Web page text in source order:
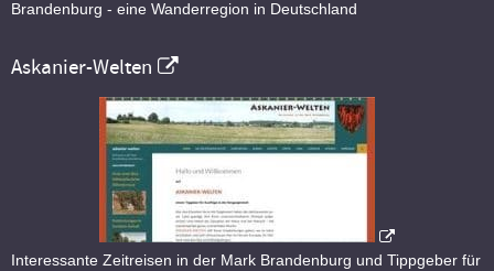
Brandenburg - eine Wanderregion in Deutschland
Askanier-Welten
Interessante Zeitreisen in der Mark Brandenburg und Tippgeber für